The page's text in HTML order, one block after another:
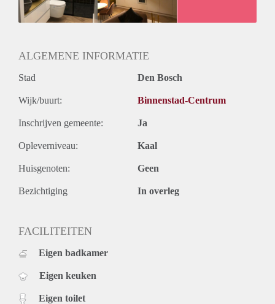
ALGEMENE INFORMATIE
Stad Den Bosch
Wijk/buurt: Binnenstad-Centrum
Inschrijven gemeente: Ja
Opleverniveau: Kaal
Huisgenoten: Geen
Bezichtiging In overleg
FACILITEITEN
Eigen badkamer
Eigen keuken
Eigen toilet